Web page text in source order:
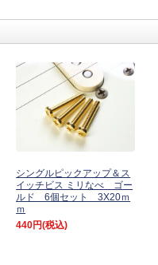
シングルピックアップ＆ス
イッチビス ミリなべ ゴー
ルド 6個セット 3X20ｍ
ｍ
440円(税込)